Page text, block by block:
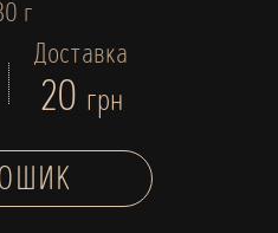
г
Доставка
20 грн